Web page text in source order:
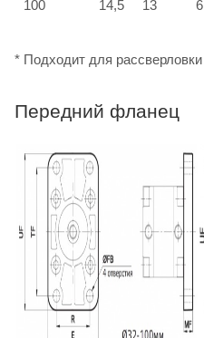
100 14,5 13 6
* Подходит для рассверловки
Передний фланец